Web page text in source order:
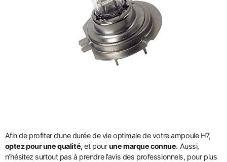
Afin de profiter d’une durée de vie optimale de votre ampoule H7,
optez pour une qualité, et pourune marque connue. Aussi,
n’hésitez surtout pas à prendre l’avis des professionnels, pour plus